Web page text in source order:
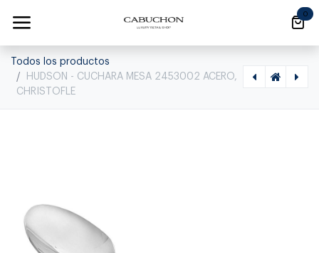
0
Todos los productos
HUDSON - CUCHARA MESA 2453002 ACERO,
CHRISTOFLE